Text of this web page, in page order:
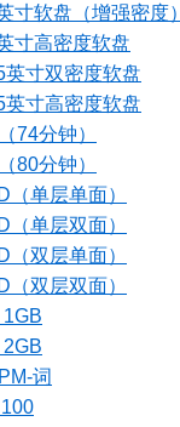
寸软盘（增强密度）
寸高密度软盘
寸双密度软盘
寸高密度软盘
74分钟）
80分钟）
单层单面）
单层双面）
双层单面）
双层双面）
词